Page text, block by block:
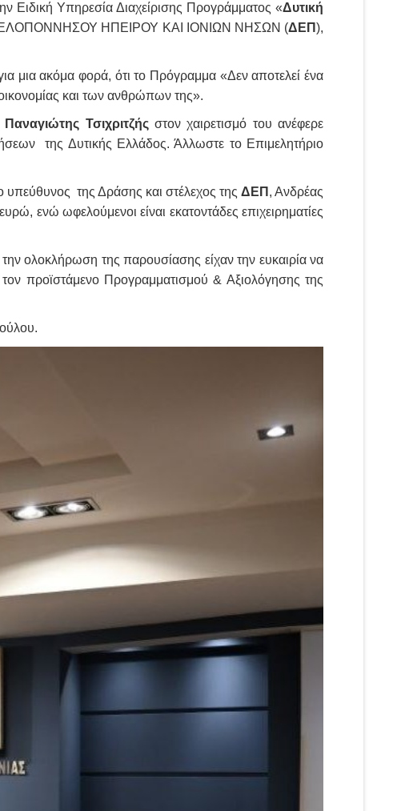
Ειδική Υπηρεσία Διαχείρισης Προγράμματος «Δυτική
ΗΠΕΙΡΟΥ ΚΑΙ ΙΟΝΙΩΝ ΝΗΣΩΝ (ΔΕΠ),
μια ακόμα φορά, ότι το Πρόγραμμα «Δεν αποτελεί ένα
και των ανθρώπων της».
Παναγιώτης Τσιχριτζήςστον χαιρετισμό του ανέφερε
της Δυτικής Ελλάδος. Άλλωστε το Επιμελητήριο
της Δράσης και στέλεχος της ΔΕΠ , Ανδρέας
ενώ ωφελούμενοι είναι εκατοντάδες επιχειρηματίες
ολοκλήρωση της παρουσίασης είχαν την ευκαιρία να
προϊστάμενο Προγραμματισμού & Αξιολόγησης της